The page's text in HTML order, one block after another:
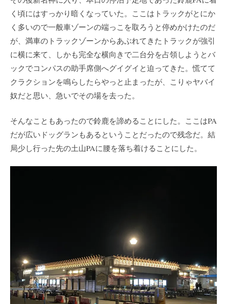
く頃にはすっかり暗くなっていた。ここはトラックがとにか
く多いので一般車ゾーンの端っこを取ろうと停めかけたのだ
が、満車のトラックゾーンからあぶれてきたトラックが強引
に横に来て、しかも完全な横向きで二台分を占領しようとバ
ックでコンパスの助手席側へグイグイと迫ってきた。慌てて
クラクションを鳴らしたらやっと止まったが、こりゃヤバイ
奴だと思い、急いでその場を去った。
そんなこともあったので鈴鹿を諦めることにした。ここはPA
だが広いドッグランもあるということだったので残念だ。結
局少し行った先の土山PAに腰を落ち着けることにした。